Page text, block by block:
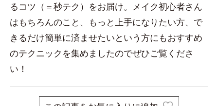
るコツ（＝秒テク）をお届け。メイク初心者さん
はもちろんのこと、もっと上手になりたい方、で
きるだけ簡単に済ませたいという方にもおすすめ
のテクニックを集めましたのでぜひご覧くださ
い！